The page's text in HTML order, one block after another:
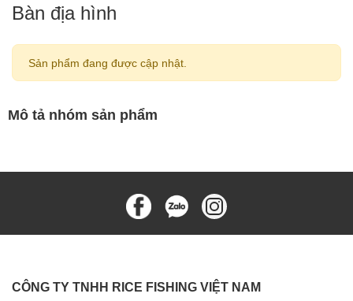
Bàn địa hình
Sản phẩm đang được cập nhật.
Mô tả nhóm sản phẩm
CÔNG TY TNHH RICE FISHING VIỆT NAM